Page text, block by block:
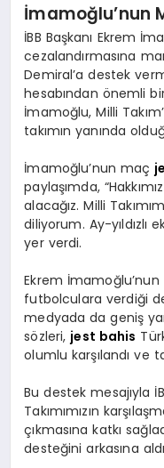
İmamoğlu’nun
İBB Başkanı Ekrem
cezalandırmasına
Demiral’a destek
hesabından önemli
İmamoğlu, Milli
takımın yanında
İmamoğlu’nun maç
paylaşımda,
alacağız. Milli
diliyorum. Ay-yıldızlı
yer verdi.
Ekrem İmamoğlu’nun
futbolculara verdiği
medyada da geniş
sözleri, jest bahis
olumlu karşılandı ve
Bu destek mesajıyla
Takımımızın
çıkmasına katkı
desteğini arkasına